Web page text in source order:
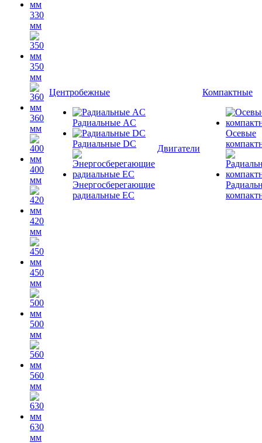
330
мм
350
мм
360
мм
400
мм
420
мм
450
мм
500
мм
560
мм
630
мм
Центробежные
Радиальные AC
Радиальные DC
Энергосберегающие
радиальные EC
Двигатели
Компактные
Осевые